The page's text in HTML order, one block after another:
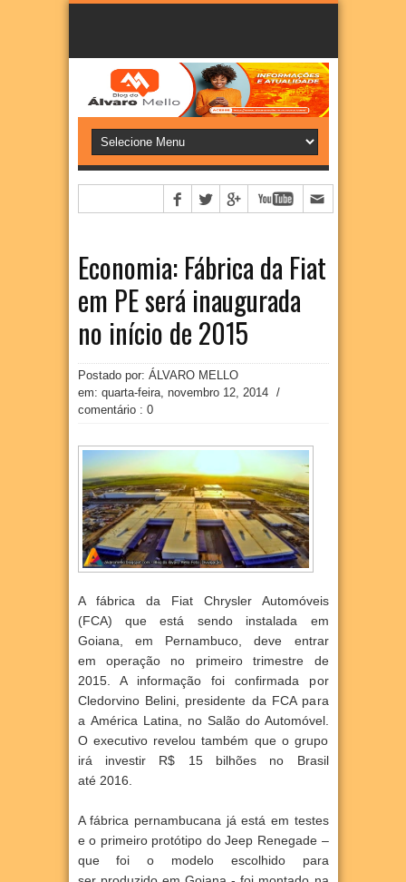
Economia: Fábrica da Fiat
em PE será inaugurada
no início de 2015
Postado por: ÁLVARO MELLO
em: quarta-feira, novembro 12, 2014
/
comentário : 0
A fábrica da Fiat Chrysler Automóveis
(FCA) que está sendo instalada em
Goiana, em Pernambuco, deve entrar
em operação no primeiro trimestre de
2015. A informação foi confirmada por
Cledorvino Belini, presidente da FCA para
a América Latina, no Salão do Automóvel.
O executivo revelou também que o grupo
irá investir R$ 15 bilhões no Brasil
até 2016.
A fábrica pernambucana já está em testes
e o primeiro protótipo do Jeep Renegade –
que foi o modelo escolhido para